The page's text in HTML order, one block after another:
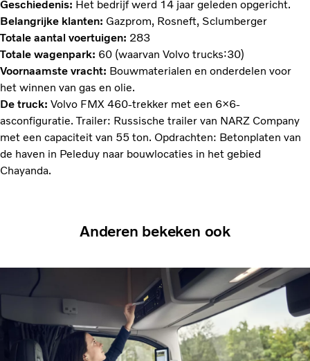
Geschiedenis: Het bedrijf werd 14 jaar geleden opgericht.
Belangrijke klanten: Gazprom, Rosneft, Sclumberger
Totale aantal voertuigen: 283
Totale wagenpark: 60 (waarvan Volvo trucks:30)
Voornaamste vracht: Bouwmaterialen en onderdelen voor
het winnen van gas en olie.
De truck: Volvo FMX 460-trekker met een 6×6-
asconfiguratie. Trailer: Russische trailer van NARZ Company
met een capaciteit van 55 ton. Opdrachten: Betonplaten van
de haven in Peleduy naar bouwlocaties in het gebied
Chayanda.
Anderen bekeken ook